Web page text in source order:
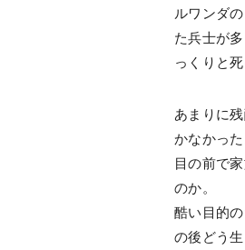
ルワンダ
た兵士が
っくりと
あまりに
かなかった
目の前で
のか。
酷い目的
の後どう生